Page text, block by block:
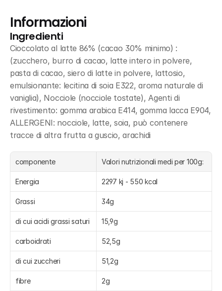
Informazioni
Ingredienti
Cioccolato al latte 86% (cacao 30% minimo) :
(zucchero, burro di cacao, latte intero in polvere,
pasta di cacao, siero di latte in polvere, lattosio,
emulsionante: lecitina di soia E322, aroma naturale di
vaniglia), Nocciole (nocciole tostate), Agenti di
rivestimento: gomma arabica E414, gomma lacca E904,
ALLERGENI: nocciole, latte, soia, può contenere
tracce di altra frutta a guscio, arachidi
componente Valori nutrizionali medi per 100g:
Energia 2297 kj - 550 kcal
Grassi 34g
di cui acidi grassi saturi 15,9g
carboidrati 52,5g
di cui zuccheri 51,2g
fibre 2g